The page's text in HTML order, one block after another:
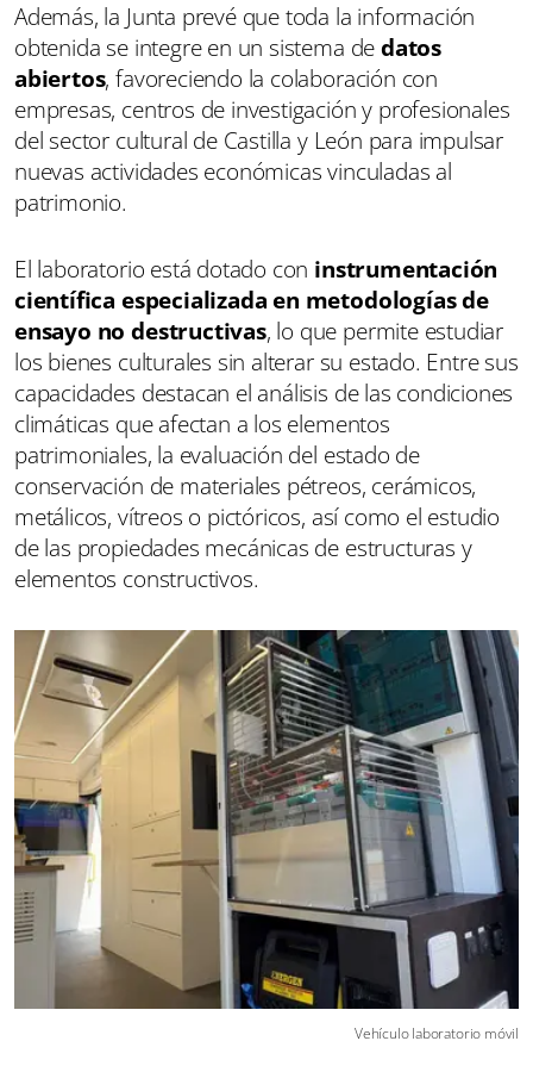
Además, la Junta prevé que toda la información
obtenida se integre en un sistema dedatos
abiertos, favoreciendo la colaboración con
empresas, centros de investigación y profesionales
del sector cultural de Castilla y León para impulsar
nuevas actividades económicas vinculadas al
patrimonio.
El laboratorio está dotado con instrumentación
científica especializada en metodologías de
ensayo no destructivas, lo que permite estudiar
los bienes culturales sin alterar su estado. Entre sus
capacidades destacan el análisis de las condiciones
climáticas que afectan a los elementos
patrimoniales, la evaluación del estado de
conservación de materiales pétreos, cerámicos,
metálicos, vítreos o pictóricos, así como el estudio
de las propiedades mecánicas de estructuras y
elementos constructivos.
Vehículo laboratorio móvil